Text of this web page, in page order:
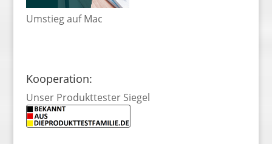
Umstieg auf Mac
Kooperation:
Unser Produkttester Siegel